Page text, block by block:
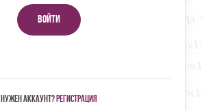
Войти
Нужен аккаунт?Регистрация